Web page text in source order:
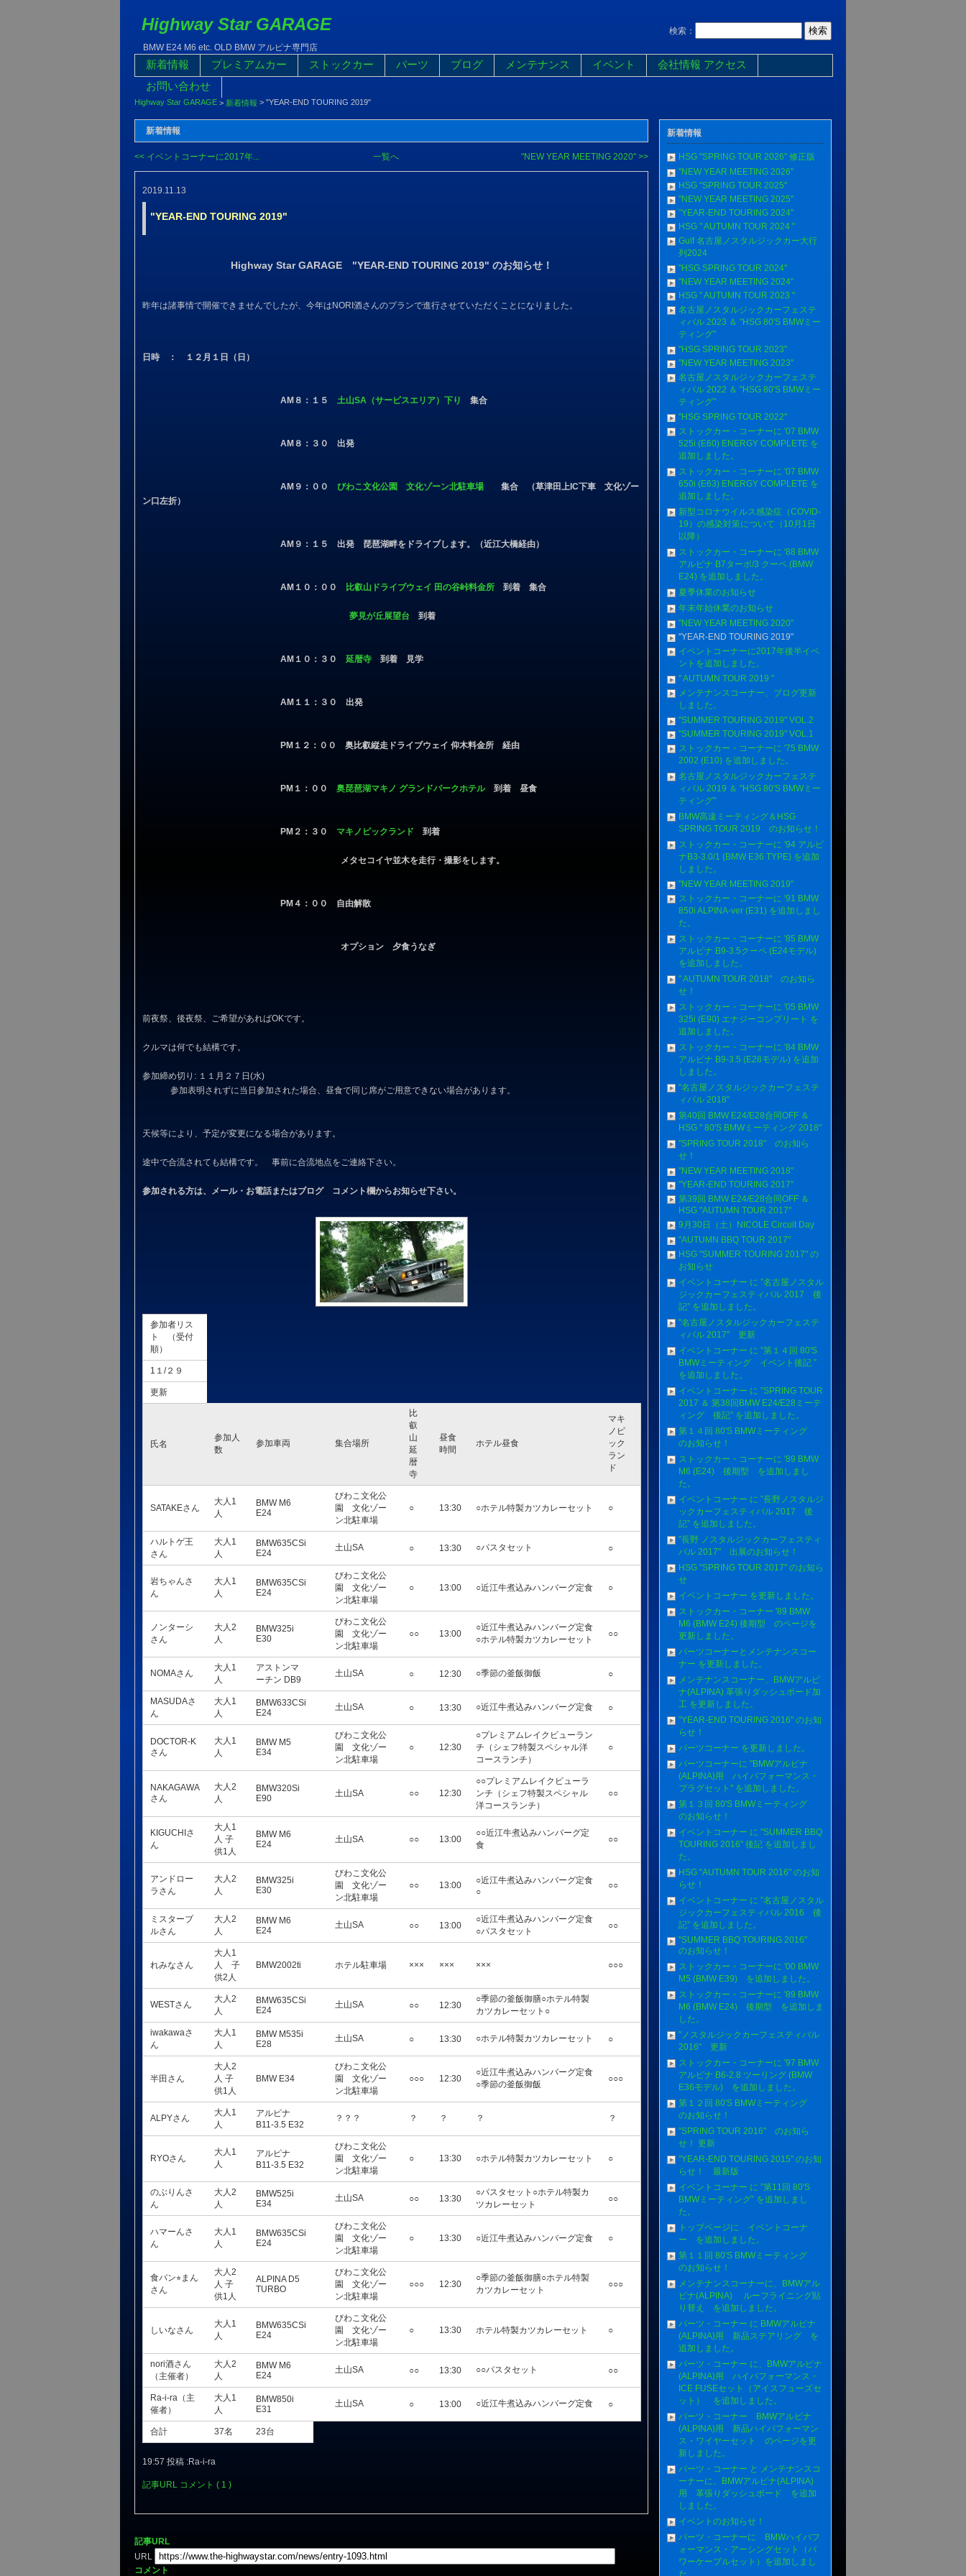
Highway Star GARAGE
BMW E24 M6 etc. OLD BMW アルピナ専門店
検索：
新着情報 プレミアムカー ストックカー パーツ ブログ メンテナンス イベント
会社情報 アクセス
お問い合わせ
Highway Star GARAGE > 新着情報 > "YEAR-END TOURING 2019"
新着情報
<< イベントコーナーに2017年... 一覧へ "NEW YEAR MEETING 2020" >>
2019.11.13
"YEAR-END TOURING 2019"
Highway Star GARAGE "YEAR-END TOURING 2019" のお知らせ！
昨年は諸事情で開催できませんでしたが、今年はNORI酒さんのプランで進行させていただくことになりました。
日時 ： １２月１日（日）
AM８：１５ 土山SA（サービスエリア）下り 集合
AM８：３０ 出発
AM９：００ びわこ文化公園 文化ゾーン北駐車場 集合 （草津田上IC下車 文化ゾー
ン口左折）
AM９：１５ 出発 琵琶湖畔をドライブします。（近江大橋経由）
AM１０：００ 比叡山ドライブウェイ 田の谷峠料金所 到着 集合
夢見が丘展望台 到着
AM１０：３０ 延暦寺 到着 見学
AM１１：３０ 出発
PM１２：００ 奥比叡縦走ドライブウェイ 仰木料金所 経由
PM１：００ 奥琵琶湖マキノ グランドパークホテル 到着 昼食
PM２：３０ マキノピックランド 到着
メタセコイヤ並木を走行・撮影をします。
PM４：００ 自由解散
オプション 夕食うなぎ
前夜祭、後夜祭、ご希望があればOKです。
クルマは何でも結構です。
参加締め切り: １１月２７日(水)
参加表明されずに当日参加された場合、昼食で同じ席がご用意できない場合があります。
天候等により、予定が変更になる場合があります。
途中で合流されても結構です。 事前に合流地点をご連絡下さい。
参加される方は、メール・お電話またはブログ コメント欄からお知らせ下さい。
参加者リス
ト （受付
順）
1１/２９
更新
氏名
参加人
数
参加車両 集合場所
比
叡
山
延
暦
寺
昼食
時間
ホテル昼食
マキ
ノピ
ック
ラン
ド
SATAKEさん
大人1
人
BMW M6
E24
びわこ文化公
園 文化ゾー
ン北駐車場
○ 13:30 ○ホテル特製カツカレーセット ○
ハルトゲ王
さん
大人1
人
BMW635CSi
E24
土山SA ○ 13:30 ○パスタセット ○
岩ちゃんさ
ん
大人1
人
BMW635CSi
E24
びわこ文化公
園 文化ゾー
ン北駐車場
○ 13:00 ○近江牛煮込みハンバーグ定食 ○
ノンターシ
さん
大人2
人
BMW325i
E30
びわこ文化公
園 文化ゾー
ン北駐車場
○○ 13:00
○近江牛煮込みハンバーグ定食
○ホテル特製カツカレーセット
○○
NOMAさん
大人1
人
アストンマ
ーチン DB9
土山SA ○ 12:30 ○季節の釜飯御飯 ○
MASUDAさ
ん
大人1
人
BMW633CSi
E24
土山SA ○ 13:30 ○近江牛煮込みハンバーグ定食 ○
DOCTOR-K
さん
大人1
人
BMW M5
E34
びわこ文化公
園 文化ゾー
ン北駐車場
○ 12:30
○プレミアムレイクビューラン
チ（シェフ特製スペシャル洋
コースランチ）
○
NAKAGAWA
さん
大人2
人
BMW320Si
E90
土山SA ○○ 12:30
○○プレミアムレイクビューラ
ンチ（シェフ特製スペシャル
洋コースランチ）
○○
KIGUCHIさ
ん
大人1
人 子
供1人
BMW M6
E24
土山SA ○○ 13:00
○○近江牛煮込みハンバーグ定
食
○○
アンドロー
ラさん
大人2
人
BMW325i
E30
びわこ文化公
園 文化ゾー
ン北駐車場
○○ 13:00
○近江牛煮込みハンバーグ定食
○
○○
ミスターブ
ルさん
大人2
人
BMW M6
E24
土山SA ○○ 13:00
○近江牛煮込みハンバーグ定食
○パスタセット
○○
れみなさん
大人1
人 子
供2人
BMW2002ti ホテル駐車場 ××× ××× ××× ○○○
WESTさん
大人2
人
BMW635CSi
E24
土山SA ○○ 12:30
○季節の釜飯御膳○ホテル特製
カツカレーセット○
iwakawaさ
ん
大人1
人
BMW M535i
E28
土山SA ○ 13:30 ○ホテル特製カツカレーセット ○
半田さん
大人2
人 子
供1人
BMW E34
びわこ文化公
園 文化ゾー
ン北駐車場
○○○ 12:30
○近江牛煮込みハンバーグ定食
○季節の釜飯御飯
○○○
ALPYさん
大人1
人
アルピナ
B11-3.5 E32
？？？ ？ ？ ？ ？
RYOさん
大人1
人
アルピナ
B11-3.5 E32
びわこ文化公
園 文化ゾー
ン北駐車場
○ 13:30 ○ホテル特製カツカレーセット ○
のぶりんさ
ん
大人2
人
BMW525i
E34
土山SA ○○ 13:30
○パスタセット○ホテル特製カ
ツカレーセット
○○
ハマーんさ
ん
大人1
人
BMW635CSi
E24
びわこ文化公
園 文化ゾー
ン北駐車場
○ 13:30 ○近江牛煮込みハンバーグ定食 ○
食パン⭐︎まん
さん
大人2
人 子
供1人
ALPINA D5
TURBO
びわこ文化公
園 文化ゾー
ン北駐車場
○○○ 12:30
○季節の釜飯御膳○ホテル特製
カツカレーセット
○○○
しいなさん
大人1
人
BMW635CSi
E24
びわこ文化公
園 文化ゾー
ン北駐車場
○ 13:30 ホテル特製カツカレーセット ○
nori酒さん
（主催者）
大人2
人
BMW M6
E24
土山SA ○○ 13:30 ○○パスタセット ○○
Ra-i-ra（主
催者）
大人1
人
BMW850i
E31
土山SA ○ 13:00 ○近江牛煮込みハンバーグ定食 ○
合計 37名 23台
19:57 投稿 :Ra-i-ra
記事URL コメント ( 1 )
記事URL
URL
コメント
新着情報
HSG "SPRlNG TOUR 2026" 修正版
"NEW YEAR MEETING 2026"
HSG "SPRlNG TOUR 2025"
"NEW YEAR MEETING 2025"
"YEAR-END TOURING 2024"
HSG " AUTUMN TOUR 2024 "
Gulf 名古屋ノスタルジックカー大行
列2024
"HSG SPRlNG TOUR 2024"
"NEW YEAR MEETING 2024"
HSG " AUTUMN TOUR 2023 "
名古屋ノスタルジックカーフェステ
ィバル 2023 ＆ "HSG 80'S BMWミー
ティング"
"HSG SPRlNG TOUR 2023"
"NEW YEAR MEETING 2023"
名古屋ノスタルジックカーフェステ
ィバル 2022 ＆ "HSG 80'S BMWミー
ティング"
"HSG SPRlNG TOUR 2022"
ストックカー・コーナーに '07 BMW
525i (E60) ENERGY COMPLETE を
追加しました。
ストックカー・コーナーに '07 BMW
650i (E63) ENERGY COMPLETE を
追加しました。
新型コロナウイルス感染症（COVID-
19）の感染対策について（10月1日
以降）
ストックカー・コーナーに '88 BMW
アルピナ B7ターボ/3 クーペ (BMW
E24) を追加しました。
夏季休業のお知らせ
年末年始休業のお知らせ
"NEW YEAR MEETING 2020"
"YEAR-END TOURING 2019"
イベントコーナーに2017年後半イベ
ントを追加しました。
" AUTUMN TOUR 2019 "
メンテナンスコーナー、ブログ更新
しました。
"SUMMER TOURING 2019" VOL.2
"SUMMER TOURING 2019" VOL.1
ストックカー・コーナーに '75 BMW
2002 (E10) を追加しました。
名古屋ノスタルジックカーフェステ
ィバル 2019 ＆ "HSG 80'S BMWミー
ティング"
BMW高遠ミーティング＆HSG
SPRING TOUR 2019 のお知らせ！
ストックカー・コーナーに '94 アルピ
ナB3-3.0/1 (BMW E36 TYPE) を追加
しました。
"NEW YEAR MEETING 2019"
ストックカー・コーナーに '91 BMW
850i ALPINA-ver (E31) を追加しまし
た。
ストックカー・コーナーに '85 BMW
アルピナ B9-3.5クーペ (E24モデル)
を追加しました。
" AUTUMN TOUR 2018" のお知ら
せ！
ストックカー・コーナーに '05 BMW
325i (E90) エナジーコンプリート を
追加しました。
ストックカー・コーナーに '84 BMW
アルピナ B9-3.5 (E28モデル) を追加
しました。
"名古屋ノスタルジックカーフェステ
ィバル 2018"
第40回 BMW E24/E28合同OFF ＆
HSG " 80'S BMWミーティング 2018"
"SPRING TOUR 2018" のお知ら
せ！
"NEW YEAR MEETING 2018"
"YEAR-END TOURING 2017"
第39回 BMW E24/E28合同OFF ＆
HSG "AUTUMN TOUR 2017"
9月30日（土）NICOLE Circuit Day
"AUTUMN BBQ TOUR 2017"
HSG "SUMMER TOURING 2017" の
お知らせ
イベントコーナー に ”名古屋ノスタル
ジックカーフェスティバル 2017 後
記” を追加しました。
"名古屋ノスタルジックカーフェステ
ィバル 2017" 更新
イベントコーナー に ”第１４回 80'S
BMWミーティング イベント後記 ”
を追加しました。
イベントコーナー に ”SPRING TOUR
2017 ＆ 第38回BMW E24/E28ミーテ
ィング 後記” を追加しました。
第１４回 80'S BMWミーティング
のお知らせ！
ストックカー・コーナーに '89 BMW
M6 (E24) 後期型 を追加しまし
た。
イベントコーナー に ”長野ノスタルジ
ックカーフェスティバル 2017 後
記” を追加しました。
"長野 ノスタルジックカーフェスティ
バル 2017" 出展のお知らせ！
HSG "SPRING TOUR 2017" のお知ら
せ
イベントコーナー を更新しました。
ストックカー・コーナー '89 BMW
M6 (BMW E24) 後期型 のページを
更新しました。
パーツコーナーとメンテナンスコー
ナー を更新しました。
メンテナンスコーナー、BMWアルピ
ナ(ALPINA) 革張りダッシュボード加
工 を更新しました。
"YEAR-END TOURING 2016" のお知
らせ！
パーツコーナー を更新しました。
パーツコーナーに "BMWアルピナ
(ALPINA)用 ハイパフォーマンス・
プラグセット" を追加しました。
第１３回 80'S BMWミーティング
のお知らせ！
イベントコーナー に "SUMMER BBQ
TOURING 2016" 後記 を追加しまし
た。
HSG "AUTUMN TOUR 2016" のお知
らせ！
イベントコーナー に ”名古屋ノスタル
ジックカーフェスティバル 2016 後
記” を追加しました。
"SUMMER BBQ TOURING 2016"
のお知らせ！
ストックカー・コーナーに '00 BMW
M5 (BMW E39) を追加しました。
ストックカー・コーナーに '89 BMW
M6 (BMW E24) 後期型 を追加しま
した。
"ノスタルジックカーフェスティバル
2016" 更新
ストックカー・コーナーに '97 BMW
アルピナ B6-2.8 ツーリング (BMW
E36モデル) を追加しました。
第１２回 80'S BMWミーティング
のお知らせ！
"SPRING TOUR 2016" のお知ら
せ！ 更新
"YEAR-END TOURING 2015" のお知
らせ！ 最新版
イベントコーナー に ”第11回 80'S
BMWミーティング” を追加しまし
た。
トップページに イベントコーナ
ー を追加しました。
第１１回 80'S BMWミーティング
のお知らせ！
メンテナンスコーナーに、BMWアル
ピナ(ALPINA) ルーフライニング貼
り替え を追加しました。
パーツ・コーナー に BMWアルピナ
(ALPINA)用 新品ステアリング を
追加しました。
パーツ・コーナー に、BMWアルピナ
(ALPINA)用 ハイパフォーマンス・
ICE FUSEセット（アイスフューズセ
ット） を追加しました。
パーツ・コーナー BMWアルピナ
(ALPINA)用 新品ハイパフォーマン
ス・ワイヤーセット のページを更
新しました。
パーツ・コーナー と メンテナンスコ
ーナーに、BMWアルピナ(ALPINA)
用 革張りダッシュボード を追加
しました。
イベントのお知らせ！
パーツ・コーナーに BMWハイパフ
ォーマンス・アーシングセット（パ
ワーケーブルセット）を追加しまし
た。